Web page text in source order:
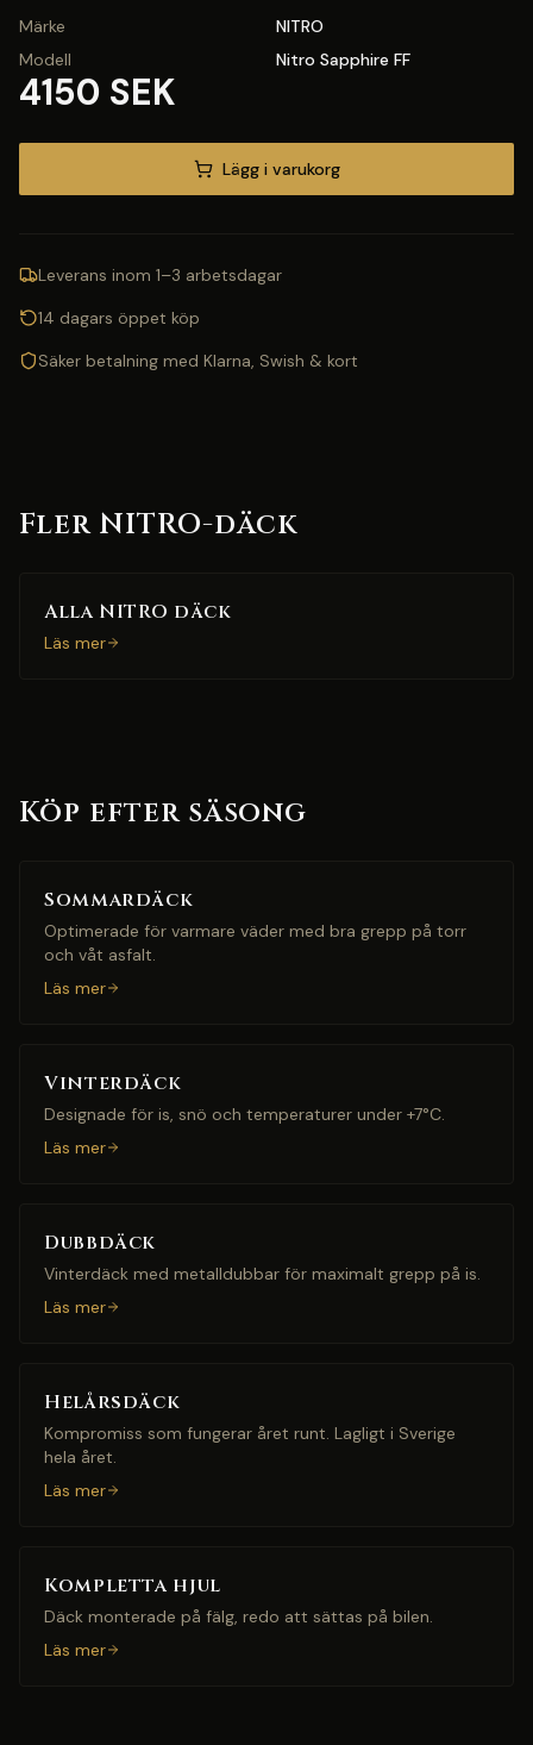
Märke
NITRO
Modell
Nitro Sapphire FF
4150 SEK
Lägg i varukorg
Leverans inom 1–3 arbetsdagar
14 dagars öppet köp
Säker betalning med Klarna, Swish & kort
Fler NITRO-däck
Alla NITRO däck
Läs mer
Köp efter säsong
Sommardäck
Optimerade för varmare väder med bra grepp på torr
och våt asfalt.
Läs mer
Vinterdäck
Designade för is, snö och temperaturer under +7°C.
Läs mer
Dubbdäck
Vinterdäck med metalldubbar för maximalt grepp på is.
Läs mer
Helårsdäck
Kompromiss som fungerar året runt. Lagligt i Sverige
hela året.
Läs mer
Kompletta hjul
Däck monterade på fälg, redo att sättas på bilen.
Läs mer